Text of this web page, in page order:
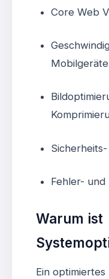
Core Web
Fehler-
Warum ist
Ein